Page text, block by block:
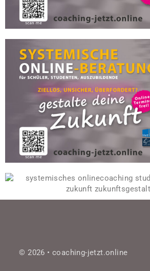
© 2026 • coaching-jetzt.online